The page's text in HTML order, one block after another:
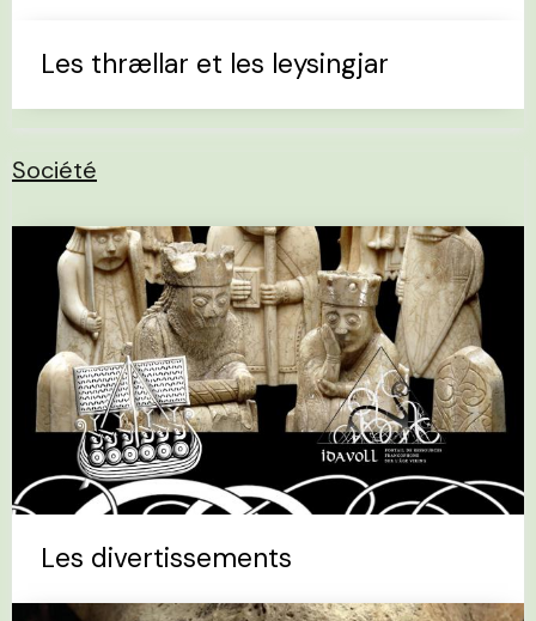
Les thrællar et les leysingjar
Société
Les divertissements